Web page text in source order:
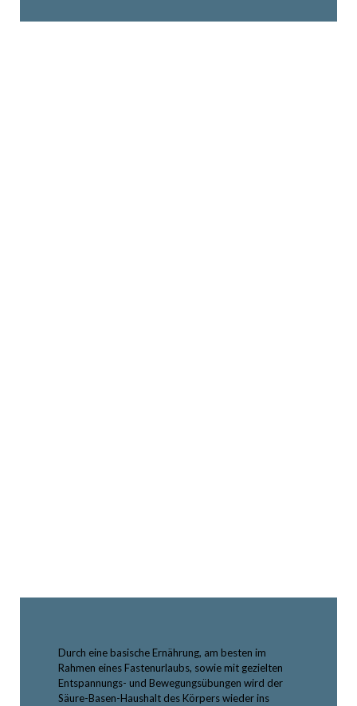
Durch eine basische Ernährung, am besten im
Rahmen eines Fastenurlaubs, sowie mit gezielten
Entspannungs- und Bewegungsübungen wird der
Säure-Basen-Haushalt des Körpers wieder ins